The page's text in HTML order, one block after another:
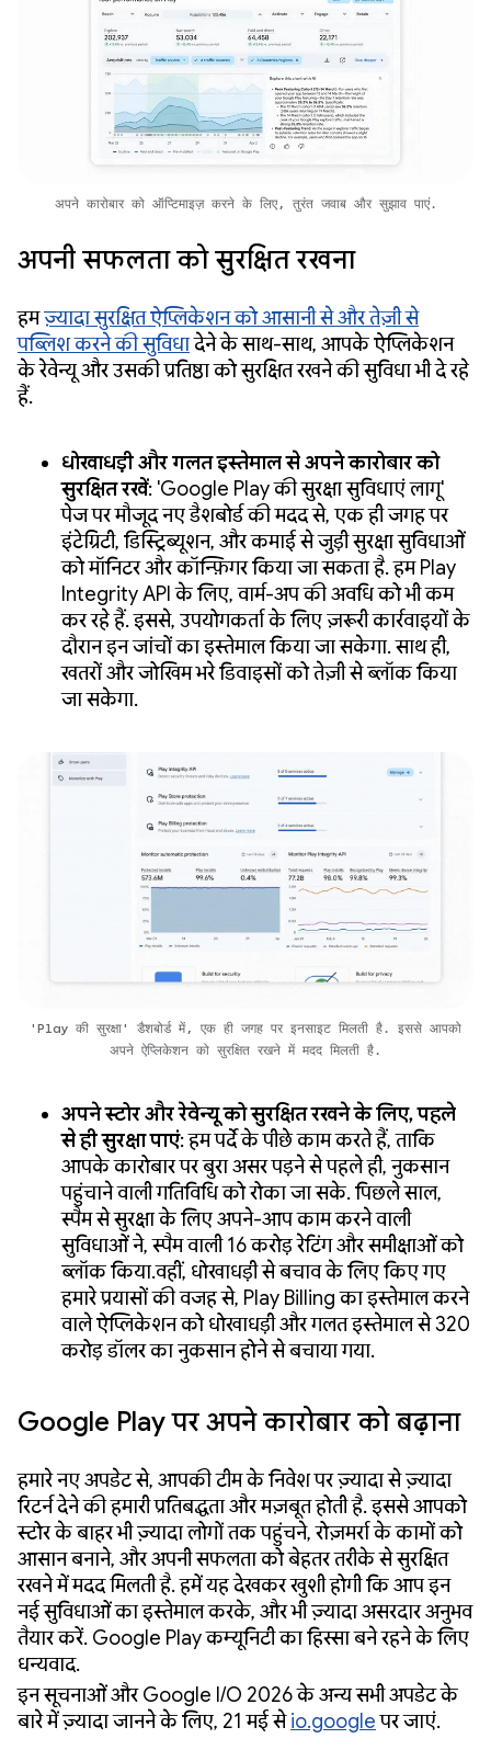
अपने कारोबार को ऑप्टिमाइज़ करने के लिए, तुरंत जवाब और सुझाव पाएं.
अपनी सफलता को सुरक्षित रखना
हमज़्यादा सुरक्षित ऐप्लिकेशन को आसानी से और तेज़ी से
पब्लिश करने की सुविधादेने के साथ-साथ, आपके ऐप्लिकेशन
के रेवेन्यू और उसकी प्रतिष्ठा को सुरक्षित रखने की सुविधा भी दे रहे
हैं.
धोखाधड़ी और गलत इस्तेमाल से अपने कारोबार को
सुरक्षित रखें: 'Google Play की सुरक्षा सुविधाएं लागू'
पेज पर मौजूद नए डैशबोर्ड की मदद से, एक ही जगह पर
इंटेग्रिटी, डिस्ट्रिब्यूशन, और कमाई से जुड़ी सुरक्षा सुविधाओं
को मॉनिटर और कॉन्फ़िगर किया जा सकता है. हम Play
Integrity API के लिए, वार्म-अप की अवधि को भी कम
कर रहे हैं. इससे, उपयोगकर्ता के लिए ज़रूरी कार्रवाइयों के
दौरान इन जांचों का इस्तेमाल किया जा सकेगा. साथ ही,
खतरों और जोखिम भरे डिवाइसों को तेज़ी से ब्लॉक किया
जा सकेगा.
'Play की सुरक्षा' डैशबोर्ड में, एक ही जगह पर इनसाइट मिलती है. इससे आपको
अपने ऐप्लिकेशन को सुरक्षित रखने में मदद मिलती है.
अपने स्टोर और रेवेन्यू को सुरक्षित रखने के लिए, पहले
से ही सुरक्षा पाएं: हम पर्दे के पीछे काम करते हैं, ताकि
आपके कारोबार पर बुरा असर पड़ने से पहले ही, नुकसान
पहुंचाने वाली गतिविधि को रोका जा सके. पिछले साल,
स्पैम से सुरक्षा के लिए अपने-आप काम करने वाली
सुविधाओं ने, स्पैम वाली 16 करोड़ रेटिंग और समीक्षाओं को
ब्लॉक किया.वहीं, धोखाधड़ी से बचाव के लिए किए गए
हमारे प्रयासों की वजह से, Play Billing का इस्तेमाल करने
वाले ऐप्लिकेशन को धोखाधड़ी और गलत इस्तेमाल से 320
करोड़ डॉलर का नुकसान होने से बचाया गया.
Google Play पर अपने कारोबार को बढ़ाना
हमारे नए अपडेट से, आपकी टीम के निवेश पर ज़्यादा से ज़्यादा
रिटर्न देने की हमारी प्रतिबद्धता और मज़बूत होती है. इससे आपको
स्टोर के बाहर भी ज़्यादा लोगों तक पहुंचने, रोज़मर्रा के कामों को
आसान बनाने, और अपनी सफलता को बेहतर तरीके से सुरक्षित
रखने में मदद मिलती है. हमें यह देखकर खुशी होगी कि आप इन
नई सुविधाओं का इस्तेमाल करके, और भी ज़्यादा असरदार अनुभव
तैयार करें. Google Play कम्यूनिटी का हिस्सा बने रहने के लिए
धन्यवाद.
इन सूचनाओं और Google I/O 2026 के अन्य सभी अपडेट के
बारे में ज़्यादा जानने के लिए, 21 मई सेio.googleपर जाएं.